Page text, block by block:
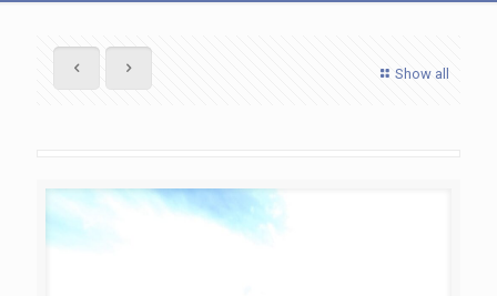
Show all